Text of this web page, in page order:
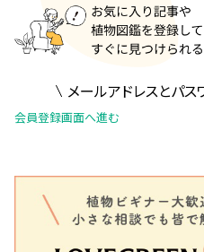
メールアドレスとパ
会員登録画面へ進む